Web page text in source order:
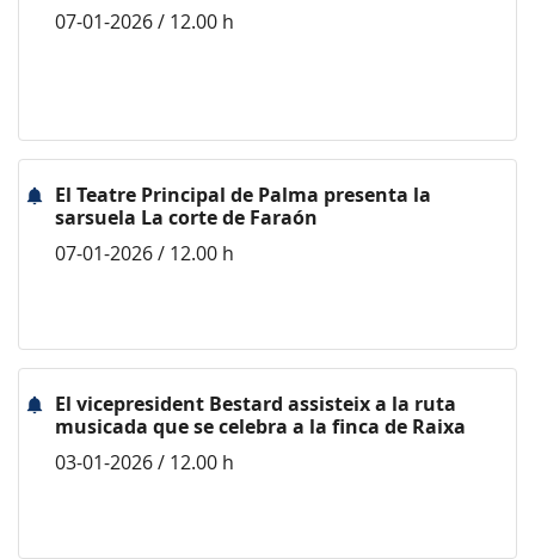
07-01-2026 / 12.00 h
El Teatre Principal de Palma presenta la
sarsuela La corte de Faraón
07-01-2026 / 12.00 h
El vicepresident Bestard assisteix a la ruta
musicada que se celebra a la finca de Raixa
03-01-2026 / 12.00 h